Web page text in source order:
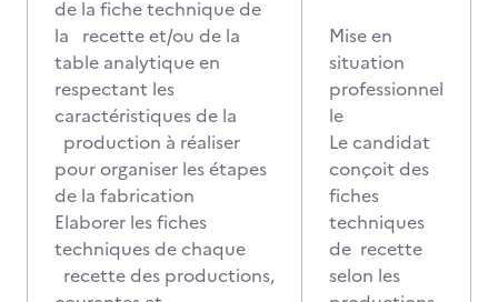
de la fiche technique de
la recette et/ou de la
table analytique en
respectant les
caractéristiques de la
production à réaliser
pour organiser les étapes
de la fabrication
Elaborer les fiches
techniques de chaque
recette des productions,
Mise en
situation
professionnel
le
Le candidat
conçoit des
fiches
techniques
de recette
selon les